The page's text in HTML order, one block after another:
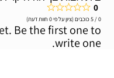
0
0 / 5 כוכבים (ציון על פי 0 חוות דעת)
Be the first one to
write one.